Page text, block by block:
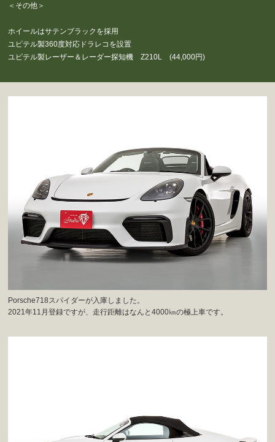
＜その他＞
ホイールはサテンブラックを採用
ユピテル製360度対応ドラレコを設置
ユピテル製レーザー＆レーダー探知機 Z210L (44,000円)
Porsche718スパイダーが入庫しました。
2021年11月登録ですが、走行距離はなんと4000㎞の極上車です。